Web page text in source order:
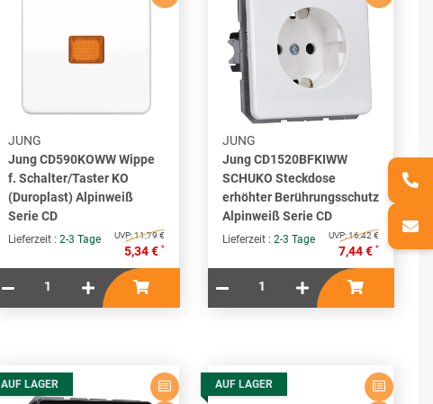
JUNG
Jung CD590KOWW Wippe
f. Schalter/Taster KO
(Duroplast) Alpinweiß
Serie CD
Lieferzeit : 2-3 Tage UVP:11,79 €
5,34 € *
JUNG
Jung CD1520BFKIWW
SCHUKO Steckdose
erhöhter Berührungsschutz
Alpinweiß Serie CD
Lieferzeit : 2-3 Tage UVP:16,42 €
7,44 € *
AUF LAGER AUF LAGER